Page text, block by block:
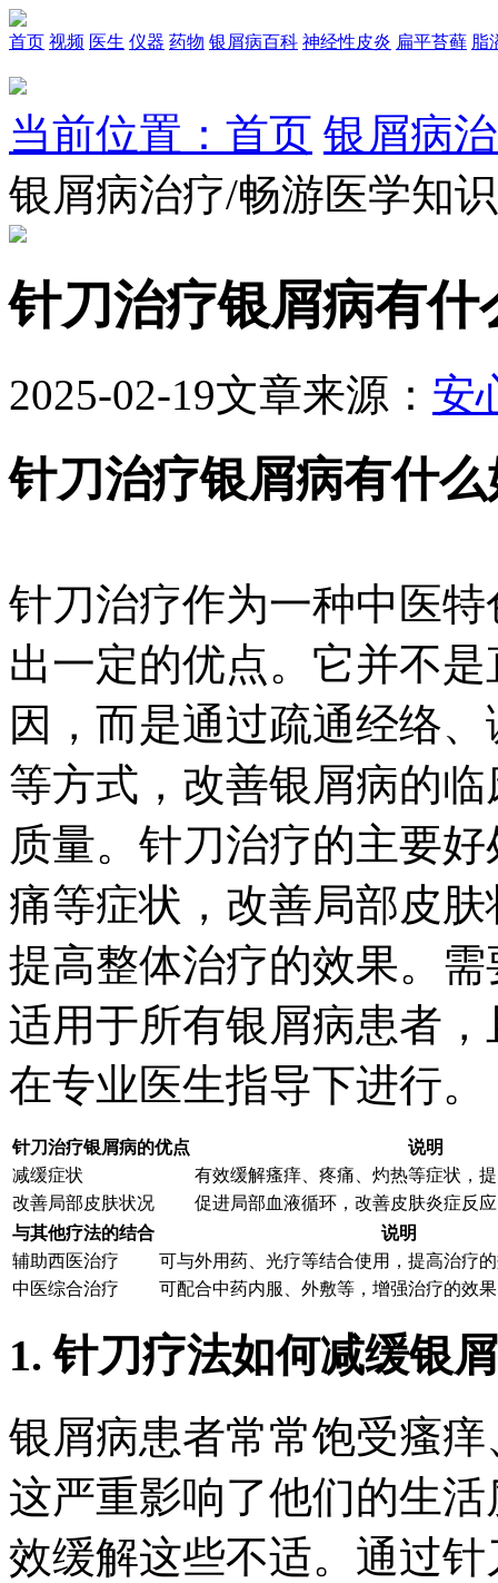
首页 视频 医生 仪器 药物 银屑病百科 神经性皮炎 扁平苔藓 脂
当前位置：首页 银屑病
银屑病治疗/畅游医学知
针刀治疗银屑病有什
2025-02-19文章来源： 安
针刀治疗银屑病有什
针刀治疗作为一种中医
出一定的优点。它并不
因，而是通过疏通经络
等方式，改善银屑病的
质量。针刀治疗的主要
痛等症状，改善局部皮
提高整体治疗的效果。
适用于所有银屑病患者
在专业医生指导下进行。
针刀治疗银屑病的优点
说明
减缓症状
有效缓解瘙痒、疼痛、灼热等症状，
改善局部皮肤状况
促进局部血液循环，改善皮肤炎症反
与其他疗法的结合
说明
辅助西医治疗
可与外用药、光疗等结合使用，提高治疗
中医综合治疗
可配合中药内服、外敷等，增强治疗的效
1. 针刀疗法如何减缓银
银屑病患者常常饱受瘙
这严重影响了他们的生
效缓解这些不适。通过